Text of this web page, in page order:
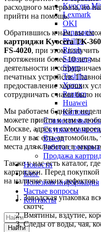
Kyocera
Lexmark
OKI
Panasonic
Philips
Ricoh
Samsung
Sharp
Toshiba
Xerox
Pantum
Huawei
Катюша
Совместимые
Скупка
Выезд
Работа с
Продажа
Новости
Блог
Полезная информация
Частые вопросы
Контакты
Найти
расходного материала, но
прийти на помощь.
Обратившись к нам, вы
картриджи Kyocera TK-360
FS-4020, при этом
протяжении более 10 лет
деятельности и
печатных устройств.
предоставление хороших
сотрудничать с нами было
Мы работаем 6 дней в
можете прийти к нам в
Москве, адрес и схему
Если у вас есть
места для клиентов в
Также у нас есть каталог,
картриджи. Перед
на наличие таких дефектов:
Заводская упаковка
скотч;
Вмятины, вздутие,
Следы от воды, чая,